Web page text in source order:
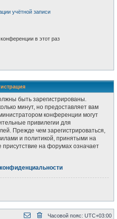
учётной записи
в этот раз
быть зарегистрированы.
минут, но предоставляет вам
конференции могут
привилегии для
Прежде чем зарегистрироваться,
и политикой, принятыми на
на форумах означает
Часовой пояс: UTC+03:00